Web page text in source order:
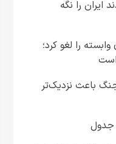
ایران را نگه
را لغو کرد؛
است
باعث نزدیک‌تر